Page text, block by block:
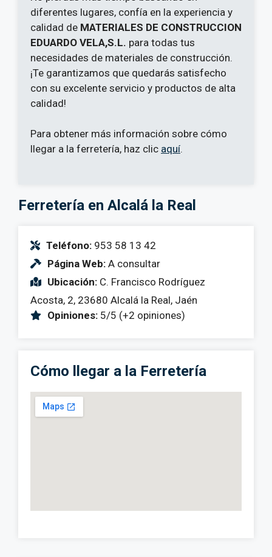
diferentes lugares, confía en la experiencia y
calidad de MATERIALES DE CONSTRUCCION
EDUARDO VELA,S.L. para todas tus
necesidades de materiales de construcción.
¡Te garantizamos que quedarás satisfecho
con su excelente servicio y productos de alta
calidad!
Para obtener más información sobre cómo
llegar a la ferretería, haz clic aquí.
Ferretería en Alcalá la Real
Teléfono: 953 58 13 42
Página Web: A consultar
Ubicación: C. Francisco Rodríguez
Acosta, 2, 23680 Alcalá la Real, Jaén
Opiniones: 5/5 (+2 opiniones)
Cómo llegar a la Ferretería